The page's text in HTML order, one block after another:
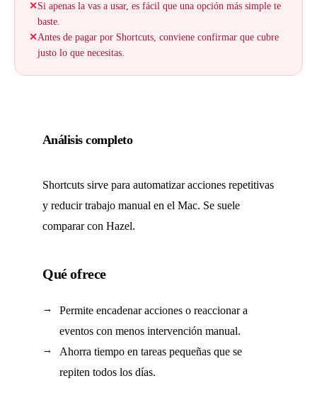
✕Si apenas la vas a usar, es fácil que una opción más simple te
baste.
✕Antes de pagar por Shortcuts, conviene confirmar que cubre
justo lo que necesitas.
Análisis completo
Shortcuts sirve para automatizar acciones repetitivas
y reducir trabajo manual en el Mac. Se suele
comparar con Hazel.
Qué ofrece
Permite encadenar acciones o reaccionar a
eventos con menos intervención manual.
Ahorra tiempo en tareas pequeñas que se
repiten todos los días.